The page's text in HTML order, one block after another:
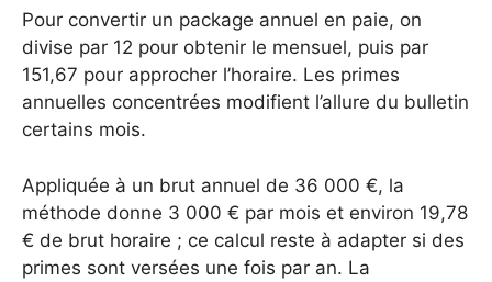
Pour convertir un package annuel en paie, on
divise par 12 pour obtenir le mensuel, puis par
151,67 pour approcher l’horaire. Les primes
annuelles concentrées modifient l’allure du bulletin
certains mois.
Appliquée à un brut annuel de 36 000 €, la
méthode donne 3 000 € par mois et environ 19,78
€ de brut horaire ; ce calcul reste à adapter si des
primes sont versées une fois par an. La